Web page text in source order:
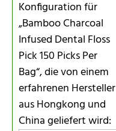
Konfiguration für
„Bamboo Charcoal
Infused Dental Floss
Pick 150 Picks Per
Bag“, die von einem
erfahrenen Hersteller
aus Hongkong und
China geliefert wird: